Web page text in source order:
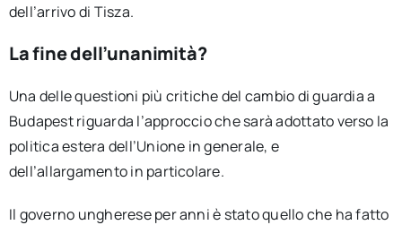
dell’arrivo di Tisza.
La fine dell’unanimità?
Una delle questioni più critiche del cambio di guardia a
Budapest riguarda l’approccio che sarà adottato verso la
politica estera dell’Unione in generale, e
dell’allargamento in particolare.
Il governo ungherese per anni è stato quello che ha fatto